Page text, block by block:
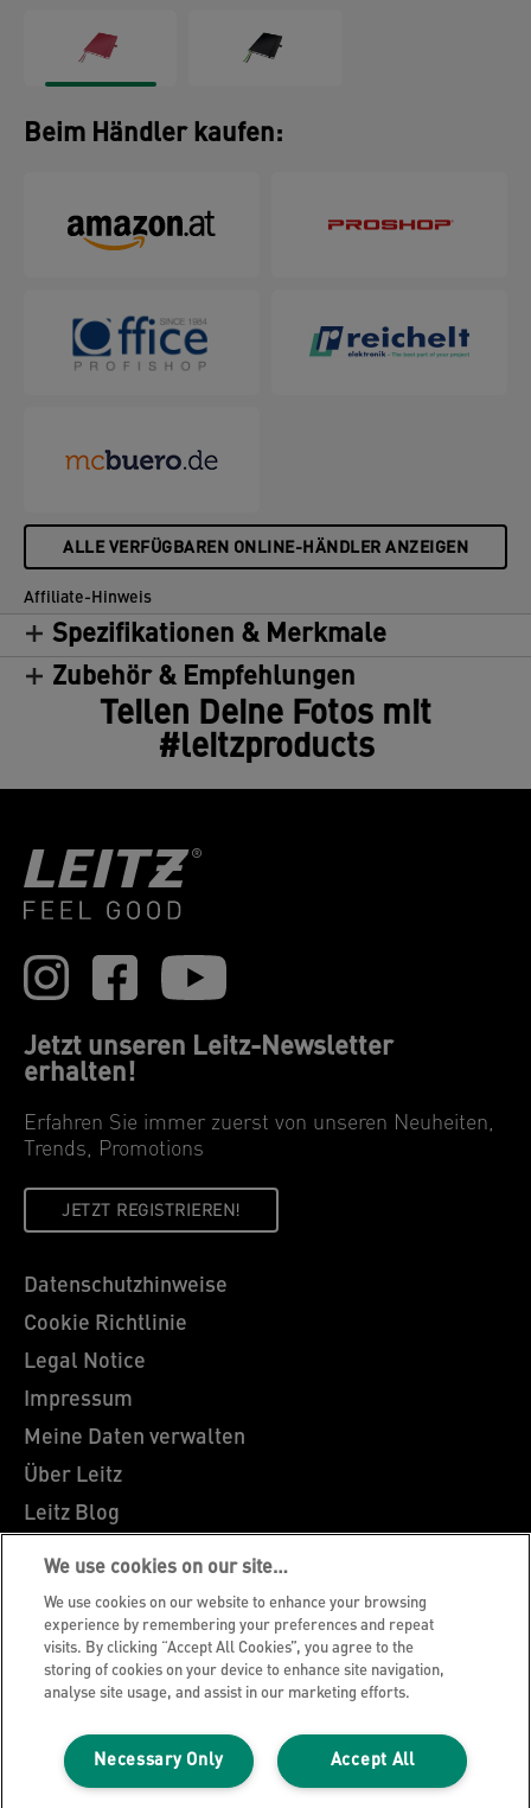
Beim Händler kaufen:
ALLE VERFÜGBAREN ONLINE-HÄNDLER ANZEIGEN
Affiliate-Hinweis
Spezifikationen & Merkmale
Zubehör & Empfehlungen
Teilen Deine Fotos mit
#leitzproducts
Jetzt unseren Leitz-Newsletter
erhalten!
Erfahren Sie immer zuerst von unseren Neuheiten,
Trends, Promotions
JETZT REGISTRIEREN!
Datenschutzhinweise
Cookie Richtlinie
Legal Notice
Impressum
Meine Daten verwalten
Über Leitz
Leitz Blog
Karriere
Leitz EasyPrint
Kundenservice
Hinweise zum Verpackungsrecycling
Garantiebedingungen
Konformitätserklärungen
Sitemap
We use cookies on our site…
We use cookies on our website to enhance your browsing
experience by remembering your preferences and repeat
visits. By clicking “Accept All Cookies”, you agree to the
storing of cookies on your device to enhance site navigation,
analyse site usage, and assist in our marketing efforts.
Accept All
Necessary Only